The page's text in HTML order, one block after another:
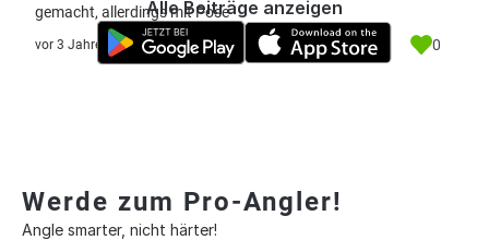
gemacht, allerdings mit Pose
vor 3 Jahre 0
Alle Beiträge anzeigen
Werde zum Pro-Angler!
Angle smarter, nicht härter!